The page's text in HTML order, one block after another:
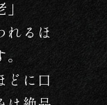
れるほ
。
どに口